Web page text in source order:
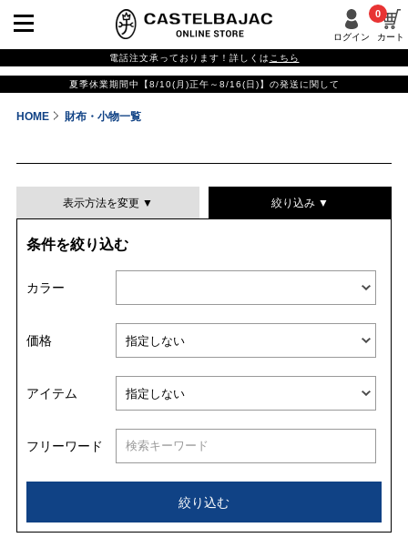
ログイン カート
0
電話注文承っております！詳しくは こちら
夏季休業期間中【8/10(月)正午～8/16(日)】の発送に関して
HOME 財布・小物一覧
表示方法を変更 ▼
並び替える
絞り込み ▼
条件を絞り込む
カラー
価格
アイテム
フリーワード
絞り込む